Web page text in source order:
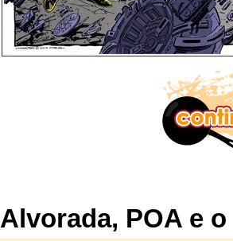
Alvorada, POA e